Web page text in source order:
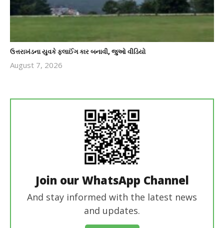
ઉત્તરાખંડના યુવકે ફ્લાઈંગ કાર બનાવી, જુઓ વીડિયો
August 7, 2026
Join our WhatsApp Channel
And stay informed with the latest news
and updates.